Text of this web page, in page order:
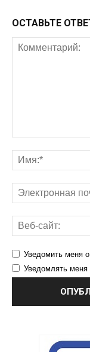
ОСТАВЬТЕ
Уведомить меня
Уведомлять меня